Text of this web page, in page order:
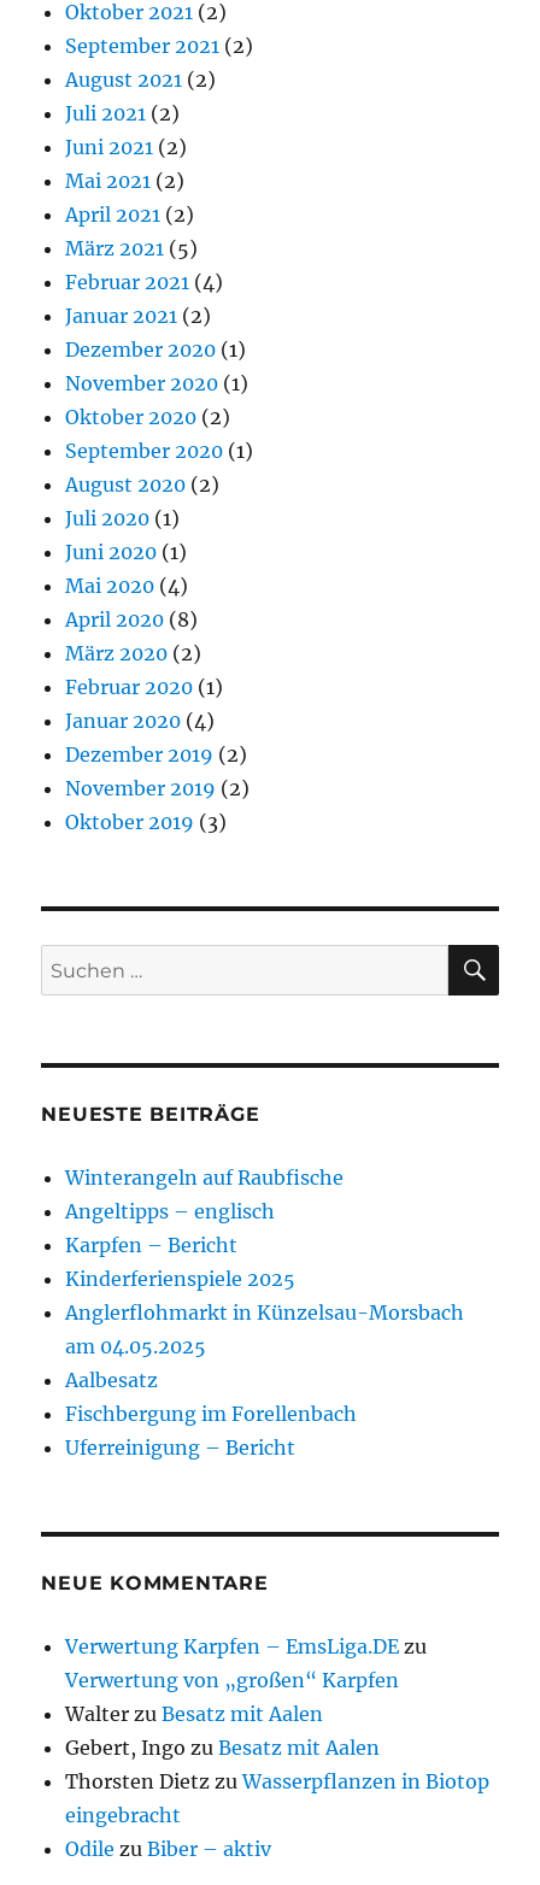
Oktober 2021 (2)
September 2021 (2)
August 2021 (2)
Juli 2021 (2)
Juni 2021 (2)
Mai 2021 (2)
April 2021 (2)
März 2021 (5)
Februar 2021 (4)
Januar 2021 (2)
Dezember 2020 (1)
November 2020 (1)
Oktober 2020 (2)
September 2020 (1)
August 2020 (2)
Juli 2020 (1)
Juni 2020 (1)
Mai 2020 (4)
April 2020 (8)
März 2020 (2)
Februar 2020 (1)
Januar 2020 (4)
Dezember 2019 (2)
November 2019 (2)
Oktober 2019 (3)
Suchen
nach:
NEUESTE BEITRÄGE
Winterangeln auf Raubfische
Angeltipps – englisch
Karpfen – Bericht
Kinderferienspiele 2025
Anglerflohmarkt in Künzelsau-Morsbach
am 04.05.2025
Aalbesatz
Fischbergung im Forellenbach
Uferreinigung – Bericht
NEUE KOMMENTARE
Verwertung Karpfen – EmsLiga.DE zu
Verwertung von „großen“ Karpfen
Walter zuBesatz mit Aalen
Gebert, Ingo zuBesatz mit Aalen
Thorsten Dietz zuWasserpflanzen in Biotop
eingebracht
Odile zuBiber – aktiv